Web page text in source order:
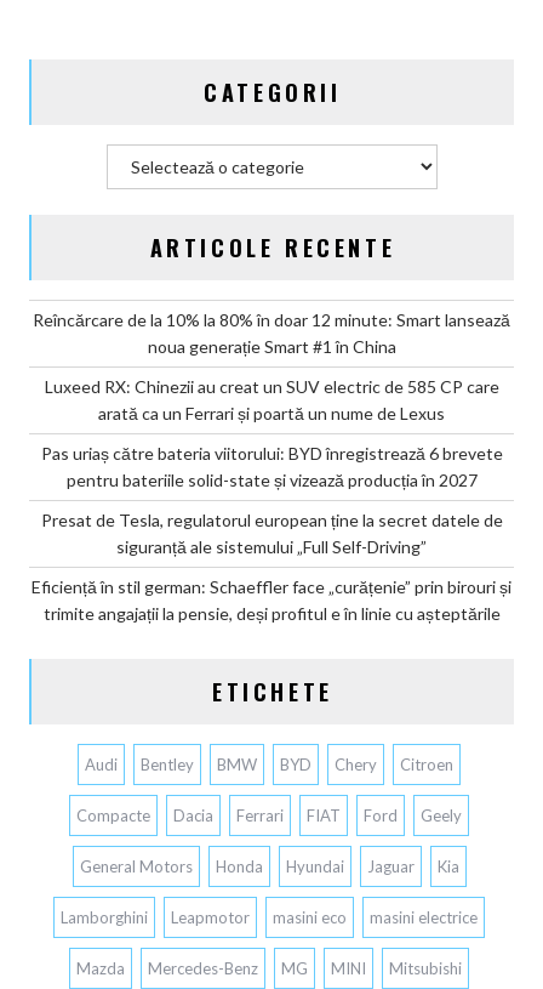
în
CATEGORII
ARTICOLE RECENTE
Reîncărcare de la 10% la 80% în doar 12 minute: Smart lansează
noua generație Smart #1 în China
Luxeed RX: Chinezii au creat un SUV electric de 585 CP care
arată ca un Ferrari și poartă un nume de Lexus
Pas uriaș către bateria viitorului: BYD înregistrează 6 brevete
pentru bateriile solid-state și vizează producția în 2027
Presat de Tesla, regulatorul european ține la secret datele de
siguranță ale sistemului „Full Self-Driving”
Eficiență în stil german: Schaeffler face „curățenie” prin birouri și
trimite angajații la pensie, deși profitul e în linie cu așteptările
ETICHETE
Audi Bentley BMW BYD Chery Citroen
Compacte Dacia Ferrari FIAT Ford Geely
General Motors Honda Hyundai Jaguar Kia
Lamborghini Leapmotor masini eco masini electrice
Mazda Mercedes-Benz MG MINI Mitsubishi